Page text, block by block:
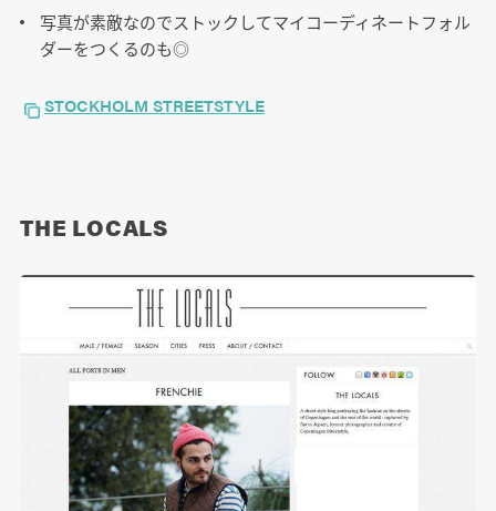
写真が素敵なのでストックしてマイコーディネートフォル
ダーをつくるのも◎
STOCKHOLM STREETSTYLE
THE LOCALS